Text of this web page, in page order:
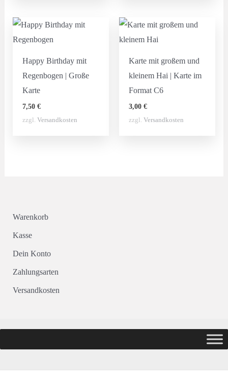
Happy Birthday mit
Regenbogen | Große
Karte
7,50 €
zzgl. Versandkosten
Karte mit großem und
kleinem Hai | Karte im
Format C6
3,00€
zzgl.Versandkosten
Warenkorb
Kasse
Dein Konto
Zahlungsarten
Versandkosten